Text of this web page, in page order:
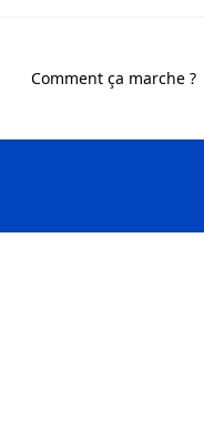
Comment ça marche ?